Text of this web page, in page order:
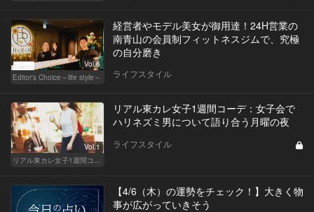
Vol.6
Editor's Choice～life style～
経営者やモデル美女が御用達！24H営業の
南青山の会員制フィットネスジムで、究極
の自分磨き
ライフスタイル
Vol.1
リアル東カレ女子1週間コーデ
リアル東カレ女子1週間コーデ：女子会で
ハリネズミ男について語り合う月曜の夜
ライフスタイル
【4/6（木）の運勢をチェック！】大きく物
事が広がっていきそう